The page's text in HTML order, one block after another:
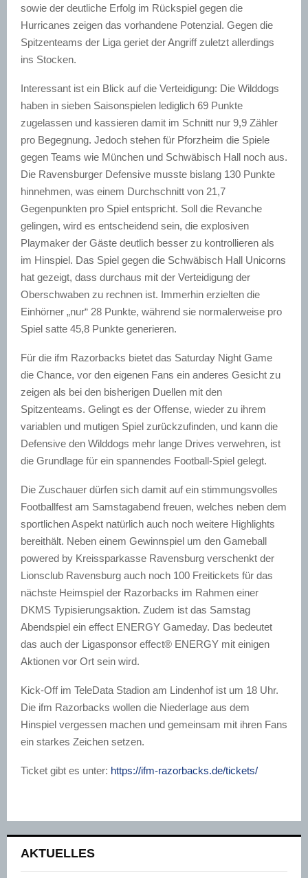
sowie der deutliche Erfolg im Rückspiel gegen die
Hurricanes zeigen das vorhandene Potenzial. Gegen die
Spitzenteams der Liga geriet der Angriff zuletzt allerdings
ins Stocken.
Interessant ist ein Blick auf die Verteidigung: Die Wilddogs
haben in sieben Saisonspielen lediglich 69 Punkte
zugelassen und kassieren damit im Schnitt nur 9,9 Zähler
pro Begegnung. Jedoch stehen für Pforzheim die Spiele
gegen Teams wie München und Schwäbisch Hall noch aus.
Die Ravensburger Defensive musste bislang 130 Punkte
hinnehmen, was einem Durchschnitt von 21,7
Gegenpunkten pro Spiel entspricht. Soll die Revanche
gelingen, wird es entscheidend sein, die explosiven
Playmaker der Gäste deutlich besser zu kontrollieren als
im Hinspiel. Das Spiel gegen die Schwäbisch Hall Unicorns
hat gezeigt, dass durchaus mit der Verteidigung der
Oberschwaben zu rechnen ist. Immerhin erzielten die
Einhörner „nur“ 28 Punkte, während sie normalerweise pro
Spiel satte 45,8 Punkte generieren.
Für die ifm Razorbacks bietet das Saturday Night Game
die Chance, vor den eigenen Fans ein anderes Gesicht zu
zeigen als bei den bisherigen Duellen mit den
Spitzenteams. Gelingt es der Offense, wieder zu ihrem
variablen und mutigen Spiel zurückzufinden, und kann die
Defensive den Wilddogs mehr lange Drives verwehren, ist
die Grundlage für ein spannendes Football-Spiel gelegt.
Die Zuschauer dürfen sich damit auf ein stimmungsvolles
Footballfest am Samstagabend freuen, welches neben dem
sportlichen Aspekt natürlich auch noch weitere Highlights
bereithält. Neben einem Gewinnspiel um den Gameball
powered by Kreissparkasse Ravensburg verschenkt der
Lionsclub Ravensburg auch noch 100 Freitickets für das
nächste Heimspiel der Razorbacks im Rahmen einer
DKMS Typisierungsaktion. Zudem ist das Samstag
Abendspiel ein effect ENERGY Gameday. Das bedeutet
das auch der Ligasponsor effect® ENERGY mit einigen
Aktionen vor Ort sein wird.
Kick-Off im TeleData Stadion am Lindenhof ist um 18 Uhr.
Die ifm Razorbacks wollen die Niederlage aus dem
Hinspiel vergessen machen und gemeinsam mit ihren Fans
ein starkes Zeichen setzen.
Ticket gibt es unter: https://ifm-razorbacks.de/tickets/
AKTUELLES